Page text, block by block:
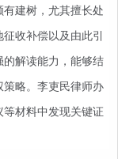
建树，尤其擅长处
收补偿以及由此引
解读能力，能够结
略。李吏民律师办
材料中发现关键证